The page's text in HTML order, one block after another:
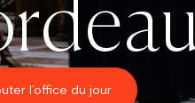
l’office du jour